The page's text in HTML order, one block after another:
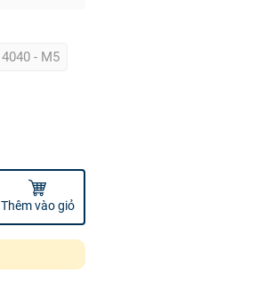
4040 - M5
Thêm vào giỏ